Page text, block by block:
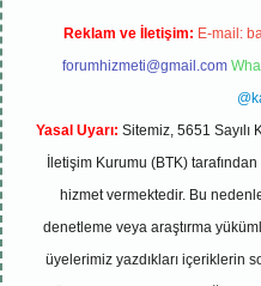
Reklam ve İletişim: E-mail:
forumhizmeti@gmail.com
Yasal Uyarı: Sitemiz, 5651
İletişim Kurumu (BTK)
hizmet vermektedir. Bu
denetleme veya araştırma
üyelerimiz yazdıkları içeriklerin